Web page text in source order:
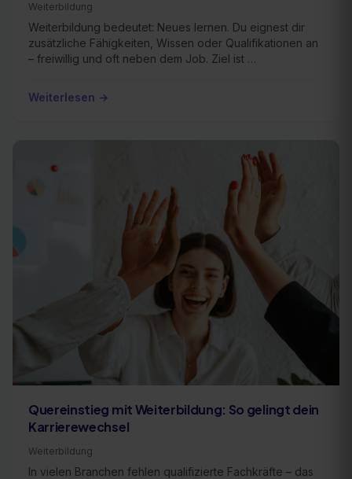
Weiterbildung
Weiterbildung bedeutet: Neues lernen. Du eignest dir
zusätzliche Fähigkeiten, Wissen oder Qualifikationen an
– freiwillig und oft neben dem Job. Ziel ist …
Weiterlesen →
Quereinstieg mit Weiterbildung: So gelingt dein
Karrierewechsel
Weiterbildung
In vielen Branchen fehlen qualifizierte Fachkräfte – das